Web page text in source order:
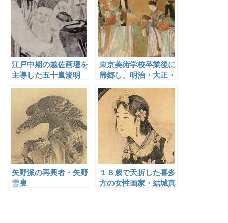
江戸中期の越佐画壇を
主導した五十嵐浚明
東京美術学校卒業後に
帰郷し、明治・大正・
昭和期の石川の日本画
界で中心となって活躍
した武藤直信
矢野派の再興者・矢野
雪叟
１８歳で夭折した喜多
方の女性画家・結城真